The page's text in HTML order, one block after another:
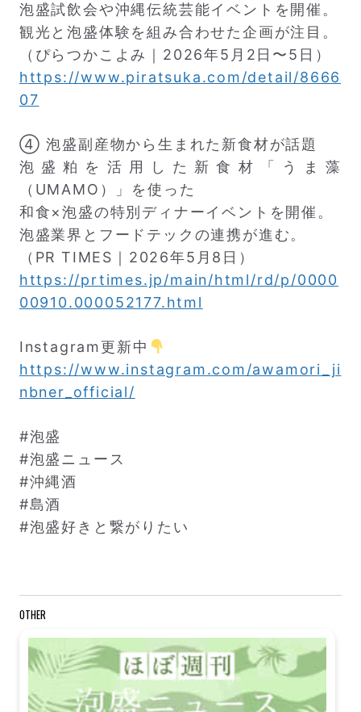
泡盛試飲会や沖縄伝統芸能イベントを開催。
観光と泡盛体験を組み合わせた企画が注目。
（ぴらつかこよみ｜2026年5月2日〜5日）
https://www.piratsuka.com/detail/8666
07
④ 泡盛副産物から生まれた新食材が話題
泡盛粕を活用した新食材「うま藻
（UMAMO）」を使った
和食×泡盛の特別ディナーイベントを開催。
泡盛業界とフードテックの連携が進む。
（PR TIMES｜2026年5月8日）
https://prtimes.jp/main/html/rd/p/0000
00910.000052177.html
Instagram更新中
https://www.instagram.com/awamori_ji
nbner_official/
#泡盛
#泡盛ニュース
#沖縄酒
#島酒
#泡盛好きと繋がりたい
OTHER